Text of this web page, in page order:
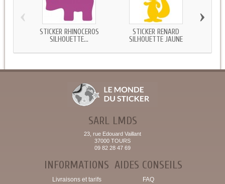
STICKER RHINOCÉROS
SILHOUETTE...
STICKER RENARD
SILHOUETTE JAUNE
‹ ›
SARL LMDS
23, rue Edouard Vaillant
37000 TOURS
09 82 28 47 69
INFORMATIONS
Livraisons et tarifs
AIDES CONSEILS
FAQ